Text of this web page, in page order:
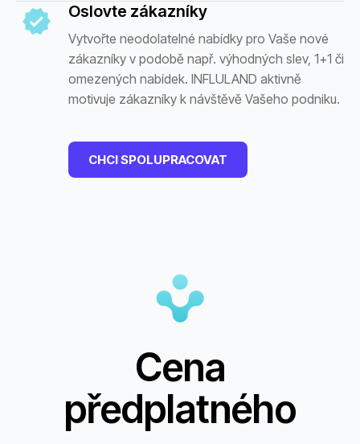
Oslovte zákazníky
Vytvořte neodolatelné nabídky pro Vaše nové
zákazníky v podobě např. výhodných slev, 1+1 či
omezených nabídek. INFLULAND aktivně
motivuje zákazníky k návštěvě Vašeho podniku.
CHCI SPOLUPRACOVAT
Cena
předplatného